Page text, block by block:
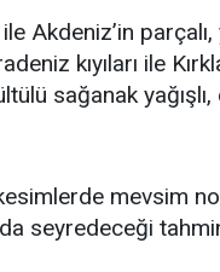
Akdeniz’in
kıyıları ile
sağanak
mevsim
seyredeceği